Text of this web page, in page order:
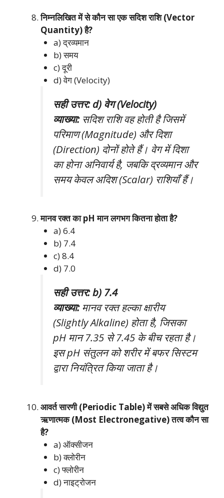
निम्नलिखित में से कौन सा एक सदिश राशि (Vector
Quantity) है?
a) द्रव्यमान
b) समय
c) दूरी
d) वेग (Velocity)
सही उत्तर: d) वेग (Velocity)
व्याख्या:सदिश राशि वह होती है जिसमें
परिमाण (Magnitude) और दिशा
(Direction) दोनों होते हैं। वेग में दिशा
का होना अनिवार्य है, जबकि द्रव्यमान और
समय केवल अदिश (Scalar) राशियाँ हैं।
मानव रक्त का pH मान लगभग कितना होता है?
a) 6.4
b) 7.4
c) 8.4
d) 7.0
सही उत्तर: b) 7.4
व्याख्या:मानव रक्त हल्का क्षारीय
(Slightly Alkaline) होता है, जिसका
pH मान 7.35 से 7.45 के बीच रहता है।
इस pH संतुलन को शरीर में बफर सिस्टम
द्वारा नियंत्रित किया जाता है।
आवर्त सारणी (Periodic Table) में सबसे अधिक विद्युत
ऋणात्मक (Most Electronegative) तत्व कौन सा
है?
a) ऑक्सीजन
b) क्लोरीन
c) फ्लोरीन
d) नाइट्रोजन